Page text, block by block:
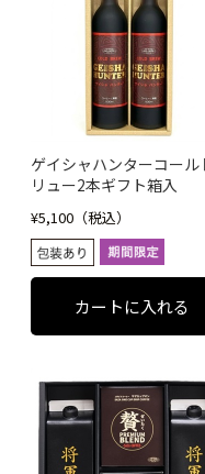
ゲイシャハンターコール
リュー2本ギフト箱入
¥5,100（税込）